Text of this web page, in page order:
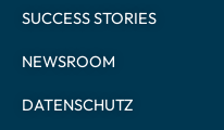
SUCCESS STORIES
NEWSROOM
DATENSCHUTZ